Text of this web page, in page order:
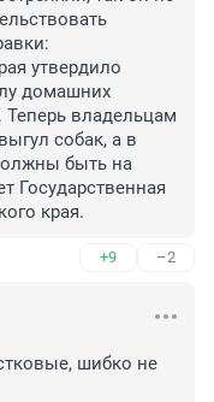
утвердило
домашних
Теперь владельцам
собак, а в
быть на
Государственная
края.
+9 –2
шибко не